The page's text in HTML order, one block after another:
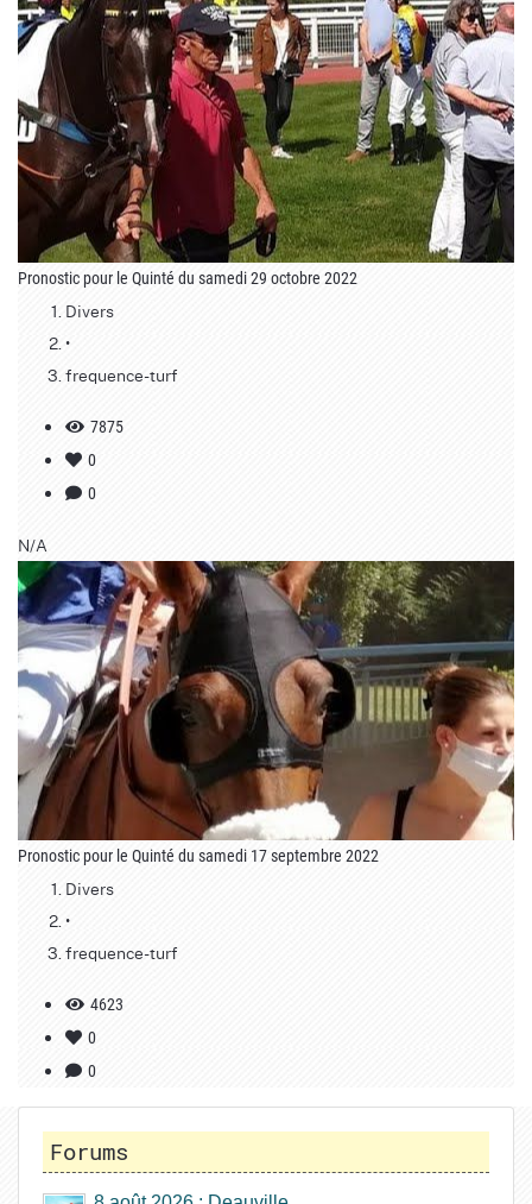
Pronostic pour le Quinté du samedi 29 octobre 2022
Divers
•
frequence-turf
7875
0
0
N/A
Pronostic pour le Quinté du samedi 17 septembre 2022
Divers
•
frequence-turf
4623
0
0
Forums